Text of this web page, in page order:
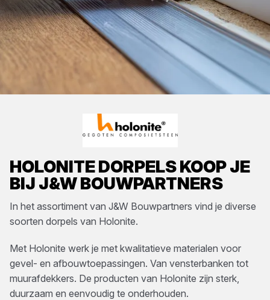
HOLONITEDORPELSKOOP JE
BIJ J&W BOUWPARTNERS
In het assortiment van J&W Bouwpartners vind je diverse
soorten dorpels van Holonite.
Met Holonite werk je met kwalitatieve materialen voor
gevel- en afbouwtoepassingen. Van vensterbanken tot
muurafdekkers. De producten van Holonite zijn sterk,
duurzaam en eenvoudig te onderhouden.